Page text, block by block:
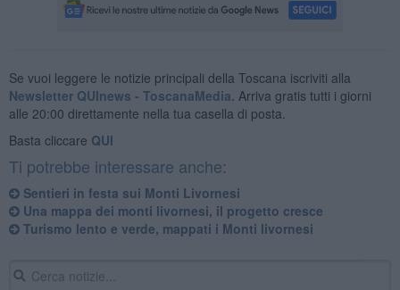
Se vuoi leggere le notizie principali della Toscana iscriviti alla
Newsletter QUInews - ToscanaMedia. Arriva gratis tutti i giorni
alle 20:00 direttamente nella tua casella di posta.
Basta cliccare QUI
Ti potrebbe interessare anche:
Sentieri in festa sui Monti Livornesi
Una mappa dei monti livornesi, il progetto cresce
Turismo lento e verde, mappati i Monti livornesi